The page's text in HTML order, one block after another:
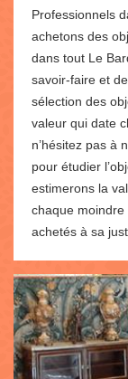
Professionnels
achetons des
dans tout Le
savoir-faire et
sélection des
valeur qui date
n’hésitez pas à
pour étudier
estimerons la
chaque moindre
achetés à sa